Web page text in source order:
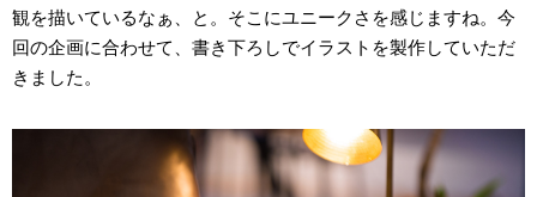
観を描いているなぁ、と。そこにユニークさを感じますね。今
回の企画に合わせて、書き下ろしでイラストを製作していただ
きました。